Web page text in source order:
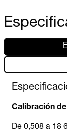
Calibración
De 0,508 a 18